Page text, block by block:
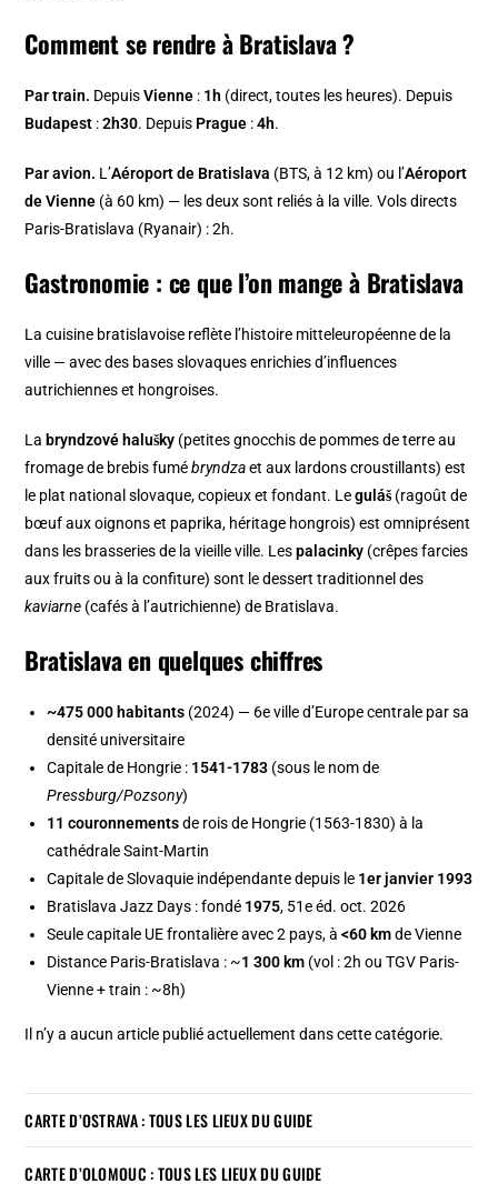
Comment se rendre à Bratislava ?
Par train. DepuisVienne : 1h (direct, toutes les heures). Depuis
Budapest :2h30. Depuis Prague :4h.
Par avion. L’Aéroport de Bratislava (BTS, à 12 km) ou l’Aéroport
de Vienne (à 60 km) — les deux sont reliés à la ville. Vols directs
Paris-Bratislava (Ryanair) : 2h.
Gastronomie : ce que l’on mange à Bratislava
La cuisine bratislavoise reflète l’histoire mitteleuropéenne de la
ville — avec des bases slovaques enrichies d’influences
autrichiennes et hongroises.
La bryndzové halušky (petites gnocchis de pommes de terre au
fromage de brebis fumébryndzaet aux lardons croustillants) est
le plat national slovaque, copieux et fondant. Leguláš (ragoût de
bœuf aux oignons et paprika, héritage hongrois) est omniprésent
dans les brasseries de la vieille ville. Lespalacinky (crêpes farcies
aux fruits ou à la confiture) sont le dessert traditionnel des
kaviarne (cafés à l’autrichienne) de Bratislava.
Bratislava en quelques chiffres
~475 000 habitants (2024) — 6e ville d’Europe centrale par sa
densité universitaire
Capitale de Hongrie : 1541-1783 (sous le nom de
Pressburg/Pozsony)
11 couronnementsde rois de Hongrie (1563-1830) à la
cathédrale Saint-Martin
Capitale de Slovaquie indépendante depuis le 1er janvier 1993
Bratislava Jazz Days : fondé 1975, 51e éd. oct. 2026
Seule capitale UE frontalière avec 2 pays, à<60 kmde Vienne
Distance Paris-Bratislava : ~1 300 km (vol : 2h ou TGV Paris-
Vienne + train : ~8h)
Il n’y a aucun article publié actuellement dans cette catégorie.
CARTE D’OSTRAVA : TOUS LES LIEUX DU GUIDE
CARTE D’OLOMOUC : TOUS LES LIEUX DU GUIDE